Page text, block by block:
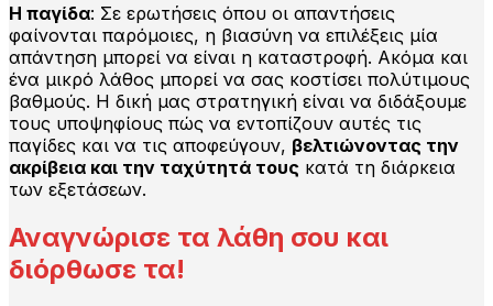
Η παγίδα: Σε ερωτήσεις όπου οι απαντήσεις
φαίνονται παρόμοιες, η βιασύνη να επιλέξεις μία
απάντηση μπορεί να είναι η καταστροφή. Ακόμα και
ένα μικρό λάθος μπορεί να σας κοστίσει πολύτιμους
βαθμούς. Η δική μας στρατηγική είναι να διδάξουμε
τους υποψηφίους πώς να εντοπίζουν αυτές τις
παγίδες και να τις αποφεύγουν, βελτιώνοντας την
ακρίβεια και την ταχύτητά τους κατά τη διάρκεια
των εξετάσεων.
Αναγνώρισε τα λάθη σου και
διόρθωσε τα!